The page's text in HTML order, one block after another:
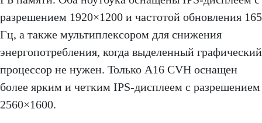
разрешением 1920×1200 и частотой обновления 165
Гц, а также мультиплексором для снижения
энергопотребления, когда выделенный графический
процессор не нужен. Только A16 CVH оснащен
более ярким и четким IPS-дисплеем с разрешением
2560×1600.